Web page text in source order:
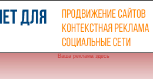
Ваша реклама здесь